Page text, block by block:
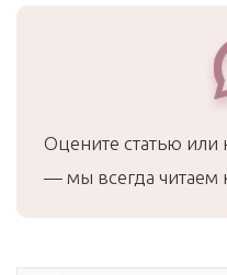
Оцените статью или
— мы всегда читаем